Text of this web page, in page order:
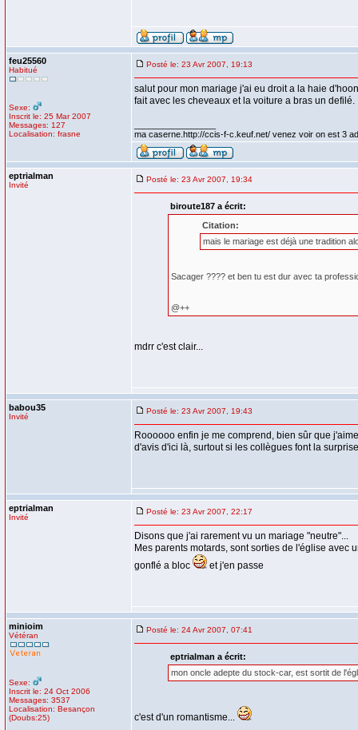
feu25560
Habitué
Sexe:
Inscrit le: 25 Mar 2007
Messages: 127
Localisation: frasne
Posté le: 23 Avr 2007, 19:13
salut pour mon mariage j'ai eu droit a la haie
fait avec les cheveaux et la voiture a bras un defilé.
ma caserne.http://ccis-f-c.keuf.net/ venez voir on est 3
eptrialman
Invité
Posté le: 23 Avr 2007, 19:34
biroute187 a écrit:
Citation:
mais le mariage est déjà une tradition
Sacager ???? et ben tu est dur avec ta
@++
mdrr c'est clair...
babou35
Invité
Posté le: 23 Avr 2007, 19:43
Roooooo enfin je me comprend, bien sûr que
d'avis d'ici là, surtout si les collègues font la
eptrialman
Invité
Posté le: 23 Avr 2007, 22:17
Disons que j'ai rarement vu un mariage "neutre"...
Mes parents motards, sont sorties de l'église avec
gonflé a bloc
et j'en passe
minioim
Vétéran
Sexe:
Inscrit le: 24 Oct 2006
Messages: 3537
Localisation: Besançon
(Doubs:25)
Posté le: 24 Avr 2007, 07:41
eptrialman a écrit:
mon oncle adepte du stock-car, est sortit de
c'est d'un romantisme...